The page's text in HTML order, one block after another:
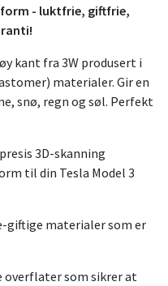
- luktfrie, giftfrie,
kant fra 3W produsert i
materialer. Gir en
snø, regn og søl. Perfekt
3D-skanning
til din Tesla Model 3
giftige materialer som er
som sikrer at